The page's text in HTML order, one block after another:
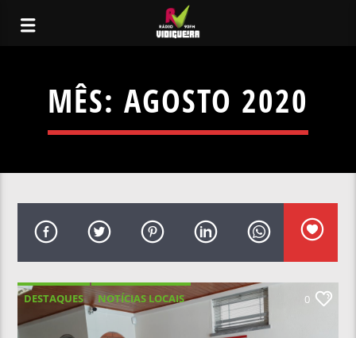
MÊS: AGOSTO 2020
DESTAQUES NOTÍCIAS LOCAIS 0